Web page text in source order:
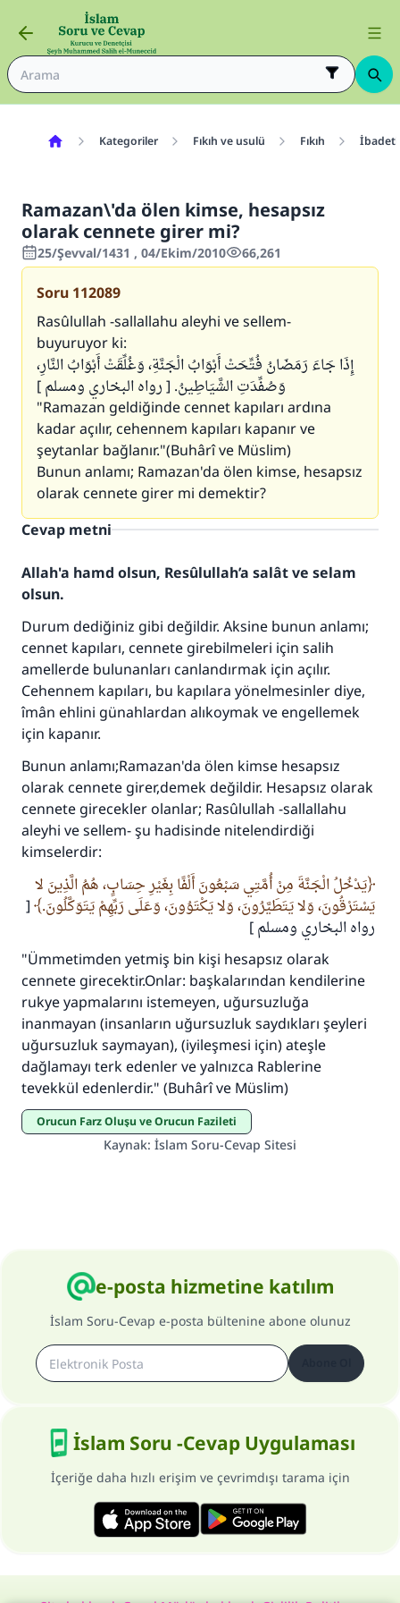
Kategoriler Fıkıh ve usulü Fıkıh
Ramazan\'da ölen kimse, hesapsız
olarak cennete girer mi?
25/Şevval/1431 , 04/Ekim/2010 66,261
Soru 112089
Rasûlullah -sallallahu aleyhi ve sellem-
buyuruyor ki:
إِذَا جَاءَ رَمَضَانُ فُتِّحَتْ أَبْوَابُ الْجَنَّةِ، وَغُلِّقَتْ أَبْوَابُ النَّارِ،
وَصُفِّدَتِ الشَّيَاطِينُ. [ رواه البخاري ومسلم ]
"Ramazan geldiğinde cennet kapıları ardına
kadar açılır, cehennem kapıları kapanır ve
şeytanlar bağlanır."(Buhârî ve Müslim)
Bunun anlamı; Ramazan'da ölen kimse, hesapsız
olarak cennete girer mi demektir?
Cevap metni
Allah'a hamd olsun, Resûlullah’a salât ve selam
olsun.
Durum dediğiniz gibi değildir. Aksine bunun anlamı;
cennet kapıları, cennete girebilmeleri için salih
amellerde bulunanları canlandırmak için açılır.
Cehennem kapıları, bu kapılara yönelmesinler diye,
îmân ehlini günahlardan alıkoymak ve engellemek
için kapanır.
Bunun anlamı;Ramazan'da ölen kimse hesapsız
olarak cennete girer,demek değildir. Hesapsız olarak
cennete girecekler olanlar; Rasûlullah -sallallahu
aleyhi ve sellem- şu hadisinde nitelendirdiği
kimselerdir:
يَدْخُلُ الْجَنَّةَ مِنْ أُمَّتِي سَبْعُونَ أَلْفًا بِغَيْرِ حِسَابٍ، هُمُ الَّذِينَ لا
يَسْتَرْقُونَ، وَلا يَتَطَيَّرُونَ، وَلا يَكْتَوُونَ، وَعَلَى رَبِّهِمْ يَتَوَكَّلُونَ.
[
رواه البخاري ومسلم ]
"Ümmetimden yetmiş bin kişi hesapsız olarak
cennete girecektir.Onlar: başkalarından kendilerine
rukye yapmalarını istemeyen, uğursuzluğa
inanmayan (insanların uğursuzluk saydıkları şeyleri
uğursuzluk saymayan), (iyileşmesi için) ateşle
dağlamayı terk edenler ve yalnızca Rablerine
tevekkül edenlerdir." (Buhârî ve Müslim)
Orucun Farz Oluşu ve Orucun Fazileti
Kaynak: İslam Soru-Cevap Sitesi
e-posta hizmetine katılım
İslam Soru-Cevap e-posta bültenine abone olunuz
İslam Soru -Cevap Uygulaması
İçeriğe daha hızlı erişim ve çevrimdışı tarama için
kurtardı.
Ümmete cevapları ulaştırmak için bizi destekle
Her kim bir hayra yol gösterirse , hayrı yapan
kişinin sevabı kadar ona sevap yazılır.
(MUSLIM 1893)
Şimdi katkı yapın!